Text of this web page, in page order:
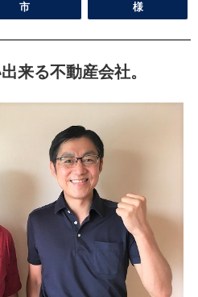
市
様
来る不動産会社。